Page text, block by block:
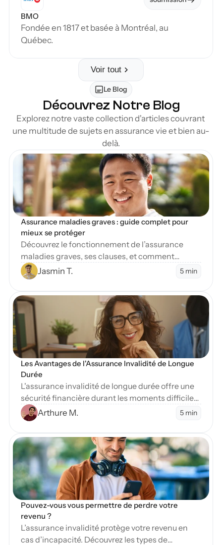
BMO
Fondée en 1817 et basée à Montréal, au
Québec.
Voir tout
Le Blog
Découvrez Notre Blog
Explorez notre vaste collection d'articles couvrant
une multitude de sujets en assurance vie et bien au-
delà.
Blog
Assurance maladies graves : guide complet pour
mieux se protéger
Découvrez le fonctionnement de l’assurance
maladies graves, ses clauses, et comment
protéger vos finances en cas de diagnostic
sévère.
Jasmin T. 5 min
Blog
Les Avantages de l'Assurance Invalidité de Longue
Durée
L'assurance invalidité de longue durée offre une
sécurité financière durant les moments difficiles.
Apprenez-en plus sur ses nombreux avantages
essentiels.
Arthure M. 5 min
Blog
Pouvez-vous vous permettre de perdre votre
revenu ?
L’assurance invalidité protège votre revenu en
cas d’incapacité. Découvrez les types de